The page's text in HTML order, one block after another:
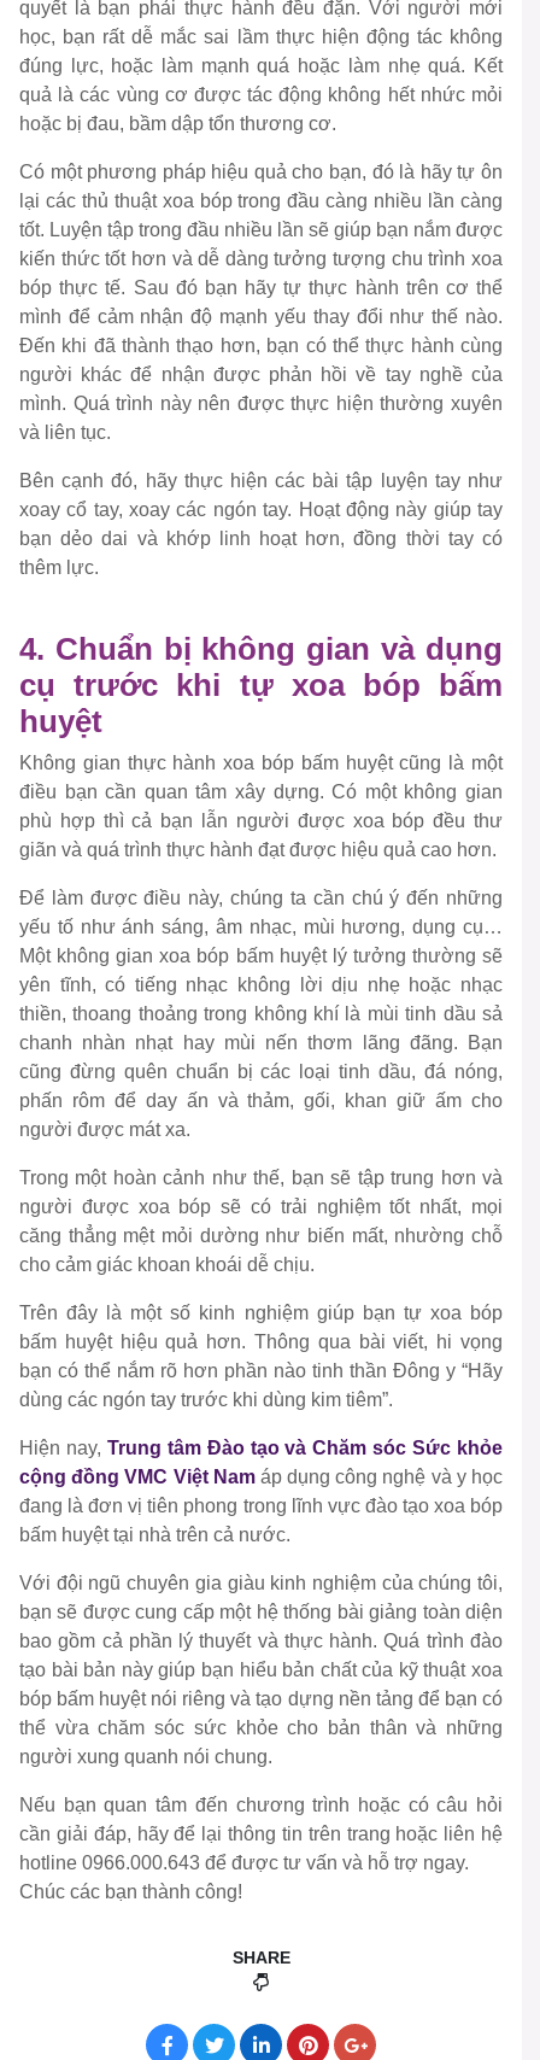
quyết là bạn phải thực hành đều đặn. Với người mới
học, bạn rất dễ mắc sai lầm thực hiện động tác không
đúng lực, hoặc làm mạnh quá hoặc làm nhẹ quá. Kết
quả là các vùng cơ được tác động không hết nhức mỏi
hoặc bị đau, bầm dập tổn thương cơ.
Có một phương pháp hiệu quả cho bạn, đó là hãy tự ôn
lại các thủ thuật xoa bóp trong đầu càng nhiều lần càng
tốt. Luyện tập trong đầu nhiều lần sẽ giúp bạn nắm được
kiến thức tốt hơn và dễ dàng tưởng tượng chu trình xoa
bóp thực tế. Sau đó bạn hãy tự thực hành trên cơ thể
mình để cảm nhận độ mạnh yếu thay đổi như thế nào.
Đến khi đã thành thạo hơn, bạn có thể thực hành cùng
người khác để nhận được phản hồi về tay nghề của
mình. Quá trình này nên được thực hiện thường xuyên
và liên tục.
Bên cạnh đó, hãy thực hiện các bài tập luyện tay như
xoay cổ tay, xoay các ngón tay. Hoạt động này giúp tay
bạn dẻo dai và khớp linh hoạt hơn, đồng thời tay có
thêm lực.
4. Chuẩn bị không gian và dụng
cụ trước khi tự xoa bóp bấm
huyệt
Không gian thực hành xoa bóp bấm huyệt cũng là một
điều bạn cần quan tâm xây dựng. Có một không gian
phù hợp thì cả bạn lẫn người được xoa bóp đều thư
giãn và quá trình thực hành đạt được hiệu quả cao hơn.
Để làm được điều này, chúng ta cần chú ý đến những
yếu tố như ánh sáng, âm nhạc, mùi hương, dụng cụ…
Một không gian xoa bóp bấm huyệt lý tưởng thường sẽ
yên tĩnh, có tiếng nhạc không lời dịu nhẹ hoặc nhạc
thiền, thoang thoảng trong không khí là mùi tinh dầu sả
chanh nhàn nhạt hay mùi nến thơm lãng đãng. Bạn
cũng đừng quên chuẩn bị các loại tinh dầu, đá nóng,
phấn rôm để day ấn và thảm, gối, khan giữ ấm cho
người được mát xa.
Trong một hoàn cảnh như thế, bạn sẽ tập trung hơn và
người được xoa bóp sẽ có trải nghiệm tốt nhất, mọi
căng thẳng mệt mỏi dường như biến mất, nhường chỗ
cho cảm giác khoan khoái dễ chịu.
Trên đây là một số kinh nghiệm giúp bạn tự xoa bóp
bấm huyệt hiệu quả hơn. Thông qua bài viết, hi vọng
bạn có thể nắm rõ hơn phần nào tinh thần Đông y “Hãy
dùng các ngón tay trước khi dùng kim tiêm”.
Hiện nay, Trung tâm Đào tạo và Chăm sóc Sức khỏe
cộng đồng VMC Việt Namáp dụng công nghệ và y học
đang là đơn vị tiên phong trong lĩnh vực đào tạo xoa bóp
bấm huyệt tại nhà trên cả nước.
Với đội ngũ chuyên gia giàu kinh nghiệm của chúng tôi,
bạn sẽ được cung cấp một hệ thống bài giảng toàn diện
bao gồm cả phần lý thuyết và thực hành. Quá trình đào
tạo bài bản này giúp bạn hiểu bản chất của kỹ thuật xoa
bóp bấm huyệt nói riêng và tạo dựng nền tảng để bạn có
thể vừa chăm sóc sức khỏe cho bản thân và những
người xung quanh nói chung.
Nếu bạn quan tâm đến chương trình hoặc có câu hỏi
cần giải đáp, hãy để lại thông tin trên trang hoặc liên hệ
hotline 0966.000.643 để được tư vấn và hỗ trợ ngay.
Chúc các bạn thành công!
SHARE